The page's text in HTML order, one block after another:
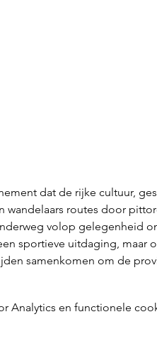
dat de rijke cultuur,
wandelaars routes door
volop gelegenheid
sportieve uitdaging, maar
samenkomen om de
Analytics en functionele